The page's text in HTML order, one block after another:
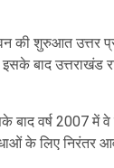
की शुरुआत उत्तर
बाद उत्तराखंड
बाद वर्ष 2007 में
के लिए निरंतर